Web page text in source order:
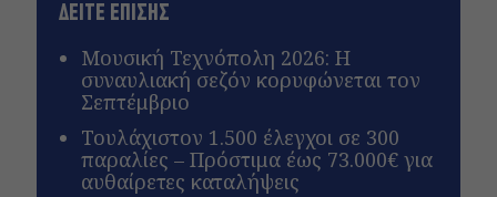
ΔΕΙΤΕ ΕΠΙΣΗΣ
Μουσική Τεχνόπολη 2026: Η
συναυλιακή σεζόν κορυφώνεται τον
Σεπτέμβριο
Τουλάχιστον 1.500 έλεγχοι σε 300
παραλίες – Πρόστιμα έως 73.000€ για
αυθαίρετες καταλήψεις